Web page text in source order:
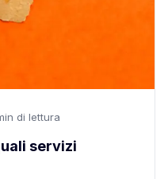
di lettura
servizi